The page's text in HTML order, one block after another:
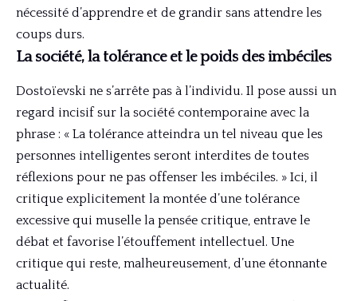
nécessité d’apprendre et de grandir sans attendre les
coups durs.
La société, la tolérance et le poids des imbéciles
Dostoïevski ne s’arrête pas à l’individu. Il pose aussi un
regard incisif sur la société contemporaine avec la
phrase : « La tolérance atteindra un tel niveau que les
personnes intelligentes seront interdites de toutes
réflexions pour ne pas offenser les imbéciles. » Ici, il
critique explicitement la montée d’une tolérance
excessive qui muselle la pensée critique, entrave le
débat et favorise l’étouffement intellectuel. Une
critique qui reste, malheureusement, d’une étonnante
actualité.